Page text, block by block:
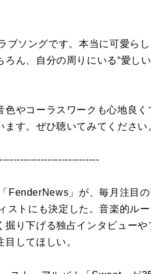
ソングです。本当に可愛ら
ん、自分の周りにいる“愛し
やコーラスワークも心地良
ます。ぜひ聴いてみてください
FenderNews」が、毎月注目
ストにも決定した。音楽的ル
り下げる独占インタビュー
してほしい。